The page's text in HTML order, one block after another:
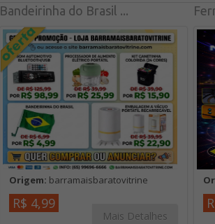
Bandeirinha do Brasil ...
Origem: barramaisbaratovitrine
R$ 4,99
Mais Detalhes